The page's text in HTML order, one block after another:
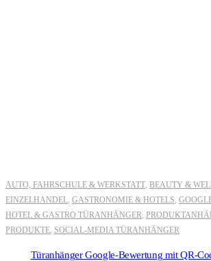
AUTO, FAHRSCHULE & WERKSTATT BEAUTY &
EINZELHANDEL GASTRONOMIE & HOTELS
HOTEL & GASTRO TÜRANHÄNGER
PRODUKTE SOCIAL-MEDIA TÜRANHÄNGER
Türanhänger Google-Bewertung mit QR-